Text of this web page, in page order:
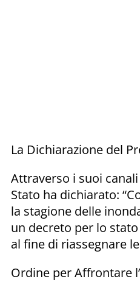
La Dichiarazione del
Attraverso i suoi
Stato ha dichiarato:
la stagione delle
un decreto per lo
al fine di riassegnare
Ordine per Affrontare